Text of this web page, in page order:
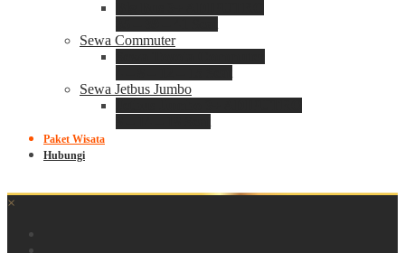
Sewa Commuter
Sewa Jetbus Jumbo
Paket Wisata
Hubungi
×